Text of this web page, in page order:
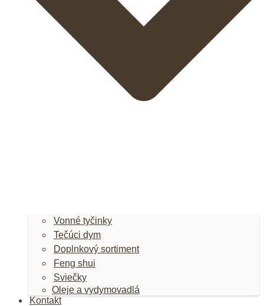
Vonné tyčinky
Tečúci dym
Doplnkový sortiment
Feng shui
Sviečky
Oleje a vydymovadlá
Kontakt